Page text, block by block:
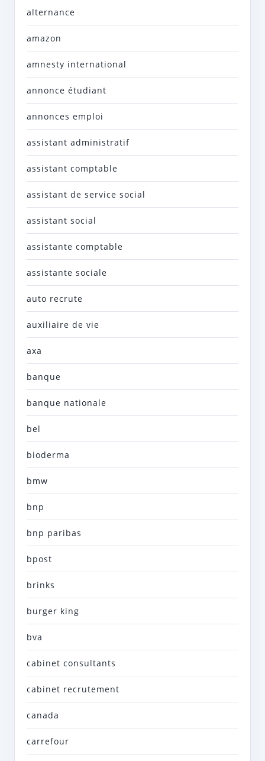
alternance
amazon
amnesty international
annonce étudiant
annonces emploi
assistant administratif
assistant comptable
assistant de service social
assistant social
assistante comptable
assistante sociale
auto recrute
auxiliaire de vie
axa
banque
banque nationale
bel
bioderma
bmw
bnp
bnp paribas
bpost
brinks
burger king
bva
cabinet consultants
cabinet recrutement
canada
carrefour